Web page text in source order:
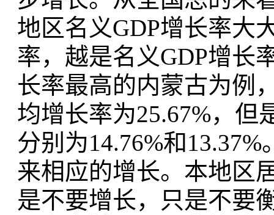
地区名义GDP增长率大
率，越是名义GDP增长
长率最高的内蒙古为例
均增长率为25.67%，但
分别为14.76%和
来相应的增长。本地区
是不要增长，只是不要